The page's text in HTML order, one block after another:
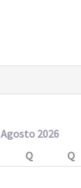
Agosto 2026
Q Q